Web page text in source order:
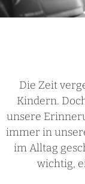
Die Zeit
Kindern.
unsere
immer in
im Alltag
wichtig,